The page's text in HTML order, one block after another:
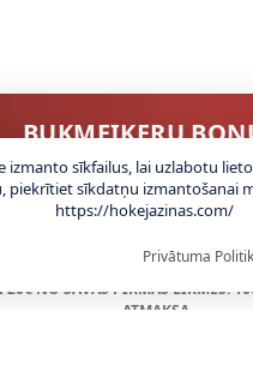
BUKMEIKERU
20€ NO SAVAS PIRMĀS LIKMES!
ATMAKSA
izmanto sīkfailus, lai uzlabotu
piekrītiet sīkdatņu izmantošanai
https://hokejazinas.com/
Privātuma